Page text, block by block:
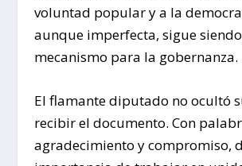
voluntad popular y a la
aunque imperfecta, sigue
mecanismo para la gobernanza.
El flamante diputado no ocultó
recibir el documento. Con
agradecimiento y compromiso,